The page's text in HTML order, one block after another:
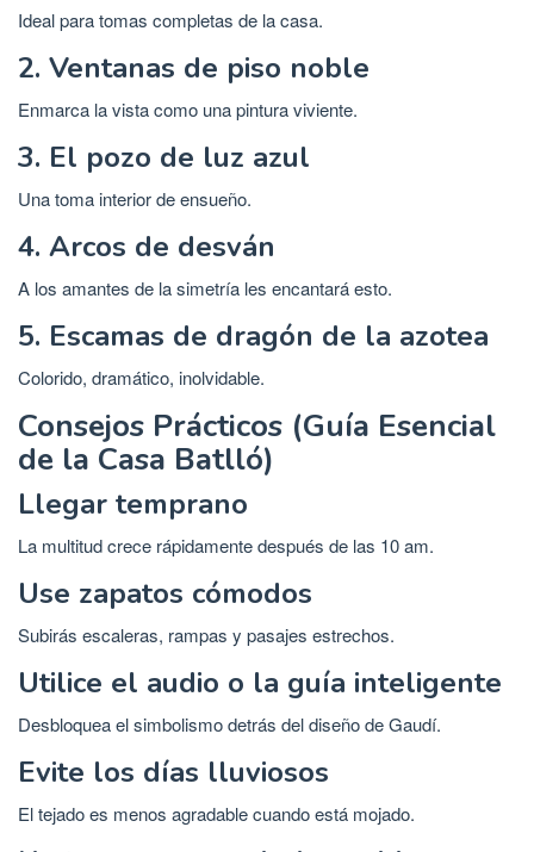
Ideal para tomas completas de la casa.
2. Ventanas de piso noble
Enmarca la vista como una pintura viviente.
3. El pozo de luz azul
Una toma interior de ensueño.
4. Arcos de desván
A los amantes de la simetría les encantará esto.
5. Escamas de dragón de la azotea
Colorido, dramático, inolvidable.
Consejos Prácticos (Guía Esencial
de la Casa Batlló)
Llegar temprano
La multitud crece rápidamente después de las 10 am.
Use zapatos cómodos
Subirás escaleras, rampas y pasajes estrechos.
Utilice el audio o la guía inteligente
Desbloquea el simbolismo detrás del diseño de Gaudí.
Evite los días lluviosos
El tejado es menos agradable cuando está mojado.